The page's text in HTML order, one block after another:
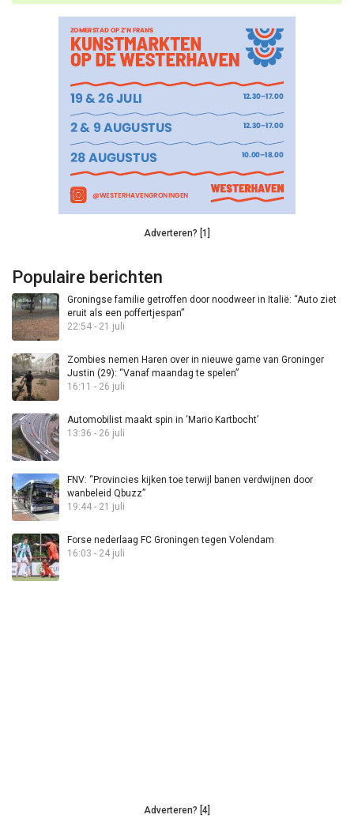
Adverteren? [1]
Populaire berichten
Groningse familie getroffen door noodweer in Italië: “Auto ziet
eruit als een poffertjespan”
22:54 - 21 juli
Zombies nemen Haren over in nieuwe game van Groninger
Justin (29): “Vanaf maandag te spelen”
16:11 - 26 juli
Automobilist maakt spin in ‘Mario Kartbocht’
13:36 - 26 juli
FNV: “Provincies kijken toe terwijl banen verdwijnen door
wanbeleid Qbuzz”
19:44 - 21 juli
Forse nederlaag FC Groningen tegen Volendam
16:03 - 24 juli
Adverteren? [4]